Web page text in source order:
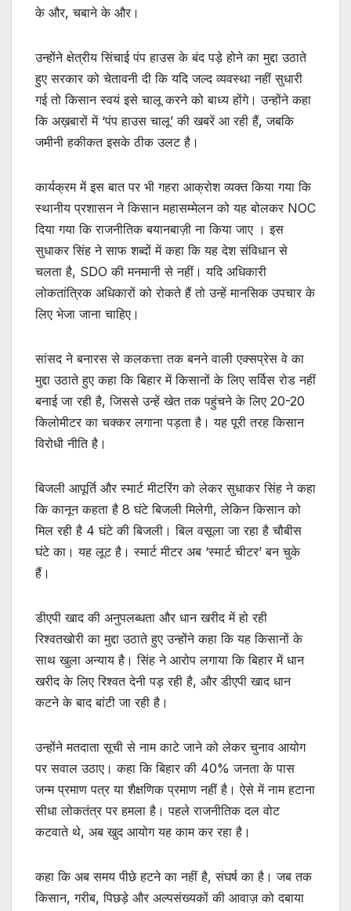
के और, चबाने के और।
उन्होंने क्षेत्रीय सिंचाई पंप हाउस के बंद पड़े होने का मुद्दा उठाते
हुए सरकार को चेतावनी दी कि यदि जल्द व्यवस्था नहीं सुधारी
गई तो किसान स्वयं इसे चालू करने को बाध्य होंगे। उन्होंने कहा
कि अख़बारों में ‘पंप हाउस चालू’ की खबरें आ रही हैं, जबकि
जमीनी हकीकत इसके ठीक उलट है।
कार्यक्रम में इस बात पर भी गहरा आक्रोश व्यक्त किया गया कि
स्थानीय प्रशासन ने किसान महासम्मेलन को यह बोलकर NOC
दिया गया कि राजनीतिक बयानबाज़ी ना किया जाए । इस
सुधाकर सिंह ने साफ शब्दों में कहा कि यह देश संविधान से
चलता है, SDO की मनमानी से नहीं। यदि अधिकारी
लोकतांत्रिक अधिकारों को रोकते हैं तो उन्हें मानसिक उपचार के
लिए भेजा जाना चाहिए।
सांसद ने बनारस से कलकत्ता तक बनने वाली एक्सप्रेस वे का
मुद्दा उठाते हुए कहा कि बिहार में किसानों के लिए सर्विस रोड नहीं
बनाई जा रही है, जिससे उन्हें खेत तक पहुंचने के लिए 20-20
किलोमीटर का चक्कर लगाना पड़ता है। यह पूरी तरह किसान
विरोधी नीति है।
बिजली आपूर्ति और स्मार्ट मीटरिंग को लेकर सुधाकर सिंह ने कहा
कि कानून कहता है 8 घंटे बिजली मिलेगी, लेकिन किसान को
मिल रही है 4 घंटे की बिजली। बिल वसूला जा रहा है चौबीस
घंटे का। यह लूट है। स्मार्ट मीटर अब ‘स्मार्ट चीटर’ बन चुके
हैं।
डीएपी खाद की अनुपलब्धता और धान खरीद में हो रही
रिश्वतखोरी का मुद्दा उठाते हुए उन्होंने कहा कि यह किसानों के
साथ खुला अन्याय है। सिंह ने आरोप लगाया कि बिहार में धान
खरीद के लिए रिश्वत देनी पड़ रही है, और डीएपी खाद धान
कटने के बाद बांटी जा रही है।
उन्होंने मतदाता सूची से नाम काटे जाने को लेकर चुनाव आयोग
पर सवाल उठाए। कहा कि बिहार की 40% जनता के पास
जन्म प्रमाण पत्र या शैक्षणिक प्रमाण नहीं है। ऐसे में नाम हटाना
सीधा लोकतंत्र पर हमला है। पहले राजनीतिक दल वोट
कटवाते थे, अब खुद आयोग यह काम कर रहा है।
कहा कि अब समय पीछे हटने का नहीं है, संघर्ष का है। जब तक
किसान, गरीब, पिछड़े और अल्पसंख्यकों की आवाज़ को दबाया